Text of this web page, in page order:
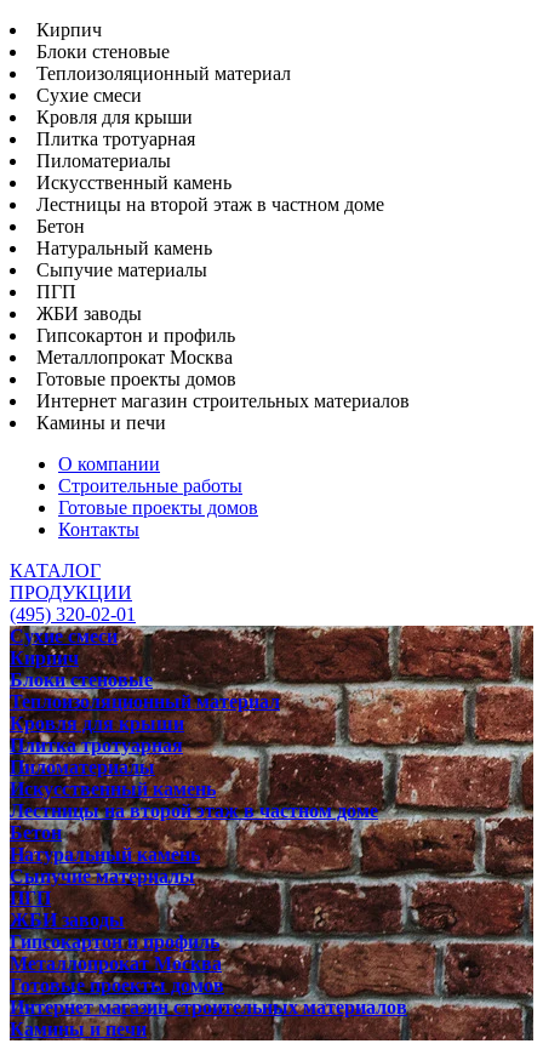
Кирпич
Блоки стеновые
Теплоизоляционный материал
Сухие смеси
Кровля для крыши
Плитка тротуарная
Пиломатериалы
Искусственный камень
Лестницы на второй этаж в частном доме
Бетон
Натуральный камень
Сыпучие материалы
ПГП
ЖБИ заводы
Гипсокартон и профиль
Металлопрокат Москва
Готовые проекты домов
Интернет магазин строительных материалов
Камины и печи
О компании
Строительные работы
Готовые проекты домов
Контакты
КАТАЛОГ
ПРОДУКЦИИ
(495) 320-02-01
Сухие смеси
Кирпич
Блоки стеновые
Теплоизоляционный материал
Кровля для крыши
Плитка тротуарная
Пиломатериалы
Искусственный камень
Лестницы на второй этаж в частном доме
Бетон
Натуральный камень
Сыпучие материалы
ПГП
ЖБИ заводы
Гипсокартон и профиль
Металлопрокат Москва
Готовые проекты домов
Интернет магазин строительных материалов
Камины и печи